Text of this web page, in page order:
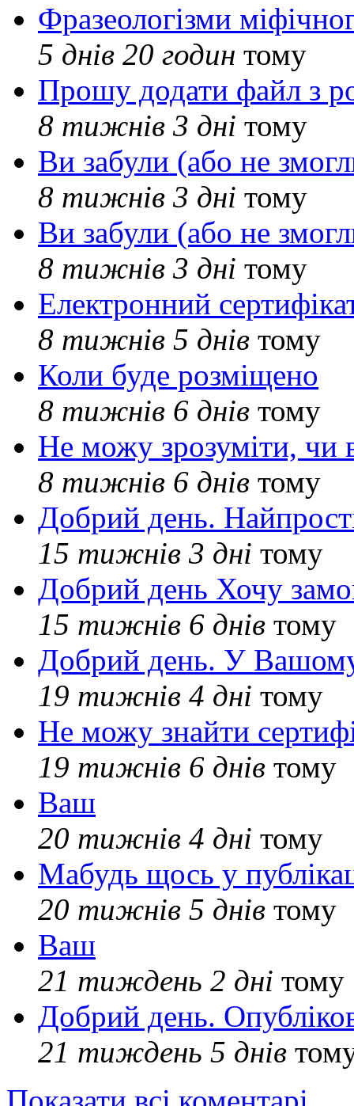
Фразеологізми
5 днів 20 годин тому
Прошу додати файл з
8 тижнів 3 дні тому
Ви забули (або не
8 тижнів 3 дні тому
Ви забули (або не
8 тижнів 3 дні тому
Електронний
8 тижнів 5 днів тому
Коли буде розміщено
8 тижнів 6 днів тому
Не можу зрозуміти, чи
8 тижнів 6 днів тому
Добрий день.
15 тижнів 3 дні тому
Добрий день Хочу
15 тижнів 6 днів тому
Добрий день. У Вашому
19 тижнів 4 дні тому
Не можу знайти
19 тижнів 6 днів тому
Ваш
20 тижнів 4 дні тому
Мабудь щось у
20 тижнів 5 днів тому
Ваш
21 тиждень 2 дні тому
Добрий день.
21 тиждень 5 днів